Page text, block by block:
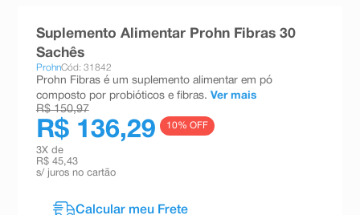
Suplemento Alimentar Prohn Fibras 30
Sachês
ProhnCód: 31842
Prohn Fibras é um suplemento alimentar em pó
composto por probióticos e fibras. Ver mais
R$ 150,97
R$ 136,29 10% OFF
3X de
R$ 45,43
s/ juros no cartão
absorvente
10ºshampoo